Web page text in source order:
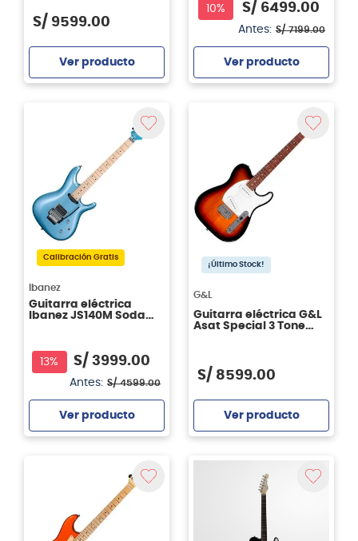
S/ 9599.00
Ver producto
10% S/ 6499.00
Antes: S/ 7199.00
Ver producto
Calibración Gratis
Ibanez
Guitarra eléctrica
Ibanez JS140M Soda
13% S/ 3999.00
Antes: S/ 4599.00
Ver producto
¡Último Stock!
G&L
Guitarra eléctrica G&L
Asat Special 3 Tone
S/ 8599.00
Ver producto